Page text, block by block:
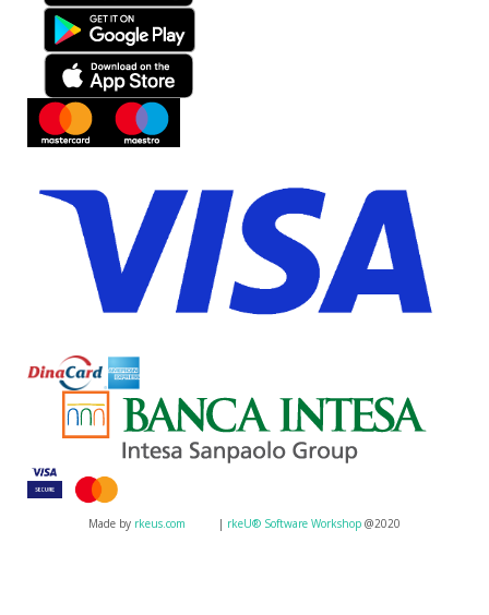
Made by rkeus.com | rkeU® Software Workshop @2020